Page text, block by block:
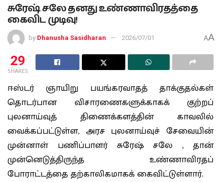
சுரேஷ் சலே தனது உண்ணாவிரதத்தை
கைவிட முடிவு!
by Dhanusha Sasidharan 2026/07/01 AA
29
SHARES
ஈஸ்டர் ஞாயிறு பயங்கரவாதத் தாக்குதல்கள்
தொடர்பான விசாரணைகளுக்காகக் குற்றப்
புலனாய்வுத் திணைக்களத்தின் காவலில்
வைக்கப்பட்டுள்ள, அரச புலனாய்வுச் சேவையின்
முன்னாள் பணிப்பாளர் சுரேஷ் சலே , தான்
முன்னெடுத்திருந்த உண்ணாவிரதப்
போராட்டத்தை தற்காலிகமாகக் கைவிட்டுள்ளார்.